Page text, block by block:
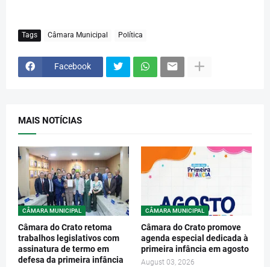
Tags Câmara Municipal Política
Facebook
MAIS NOTÍCIAS
CÂMARA MUNICIPAL
Câmara do Crato retoma
trabalhos legislativos com
assinatura de termo em
defesa da primeira infância
CÂMARA MUNICIPAL
Câmara do Crato promove
agenda especial dedicada à
primeira infância em agosto
August 03, 2026